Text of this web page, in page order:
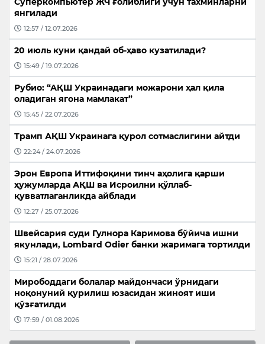
янгилади
12:57 / 12.07.2026
20 июль куни қандай об-ҳаво кузатилади?
15:49 / 19.07.2026
Рубио: “АҚШ Украинадаги можарони ҳал қила
оладиган ягона мамлакат”
15:45 / 22.07.2026
Трамп АҚШ Украинага қурол сотмаслигини айтди
22:24 / 24.07.2026
Эрон Европа Иттифоқини тинч аҳолига қарши
ҳужумларда АҚШ ва Исроилни қўллаб-
қувватлаганликда айблади
12:27 / 25.07.2026
Швейсария суди Гулнора Каримова бўйича ишни
якунлади, Lombard Odier банки жаримага тортилди
15:21 / 28.07.2026
Мирободдаги болалар майдончаси ўрнидаги
ноқонуний қурилиш юзасидан жиноят иши
қўзғатилди
17:59 / 01.08.2026